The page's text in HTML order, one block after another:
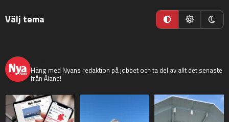
Välj tema
Häng med Nyans redaktion på jobbet och ta del av allt det senaste
från Åland!